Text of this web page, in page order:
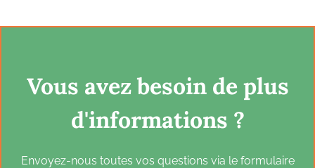
Vous avez besoin de plus
d'informations ?
Envoyez-nous toutes vos questions via le formulaire